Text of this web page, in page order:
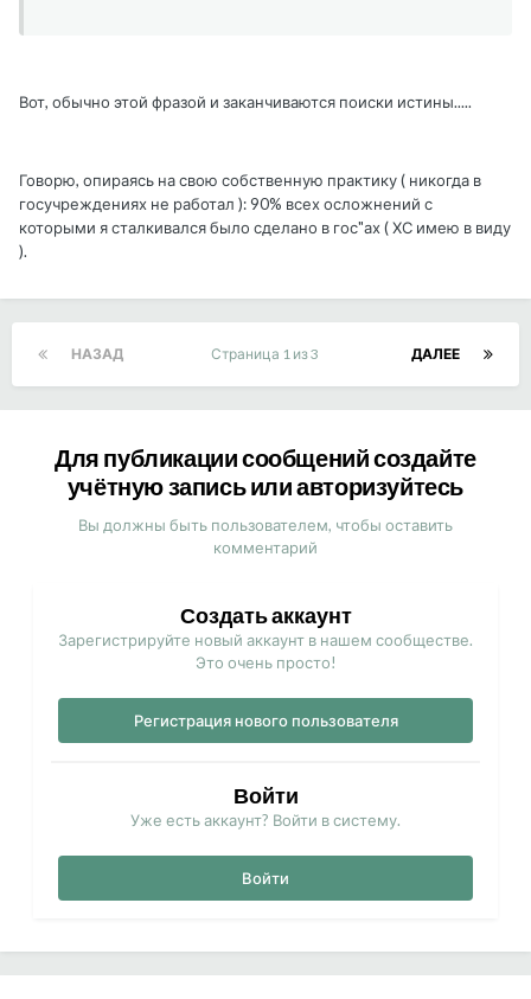
Вот, обычно этой фразой и заканчиваются поиски истины.....
Говорю, опираясь на свою собственную практику ( никогда в
госучреждениях не работал ): 90% всех осложнений с
которыми я сталкивался было сделано в гос"ах ( ХС имею в виду
).
НАЗАД ДАЛЕЕ
Страница 1 из 3
Для публикации сообщений создайте
учётную запись или авторизуйтесь
Вы должны быть пользователем, чтобы оставить
комментарий
Создать аккаунт
Зарегистрируйте новый аккаунт в нашем сообществе.
Это очень просто!
Регистрация нового пользователя
Войти
Уже есть аккаунт? Войти в систему.
Войти